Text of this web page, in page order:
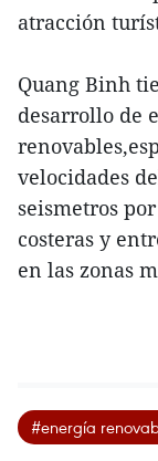
atracción
Quang Binh
desarrollo de
velocidades
seismetros
costeras y
en las zonas
#energía